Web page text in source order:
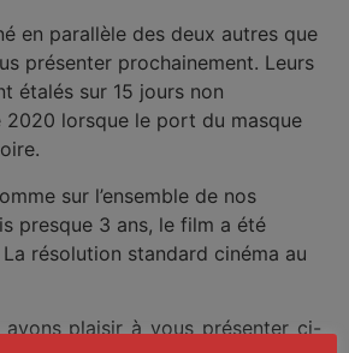
en parallèle des deux autres que
présenter prochainement. Leurs
étalés sur 15 jours non
2020 lorsque le port du masque
sur l’ensemble de nos
presque 3 ans, le film a été
résolution standard cinéma au
plaisir à vous présenter ci-